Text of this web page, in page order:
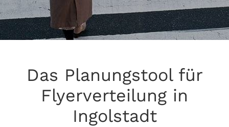
Das Planungstool für
Flyerverteilung in
Ingolstadt